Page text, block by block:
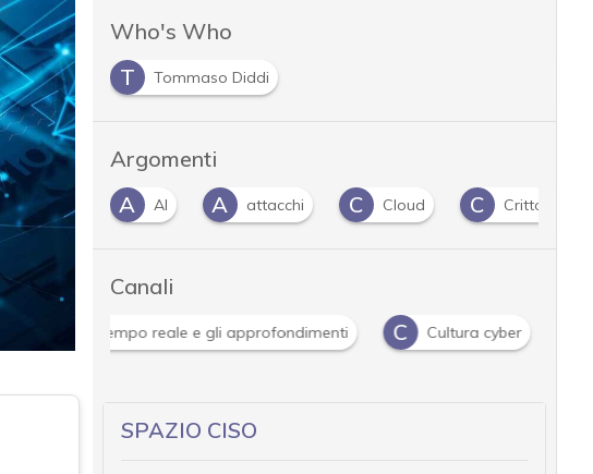
Who's Who
T
Tommaso Diddi
Argomenti
5
5G A AI A attacchi C Cloud C Crittografia
Canali
le ultime news in tempo reale e gli approfondimenti C Cultura cyber
SPAZIO CISO